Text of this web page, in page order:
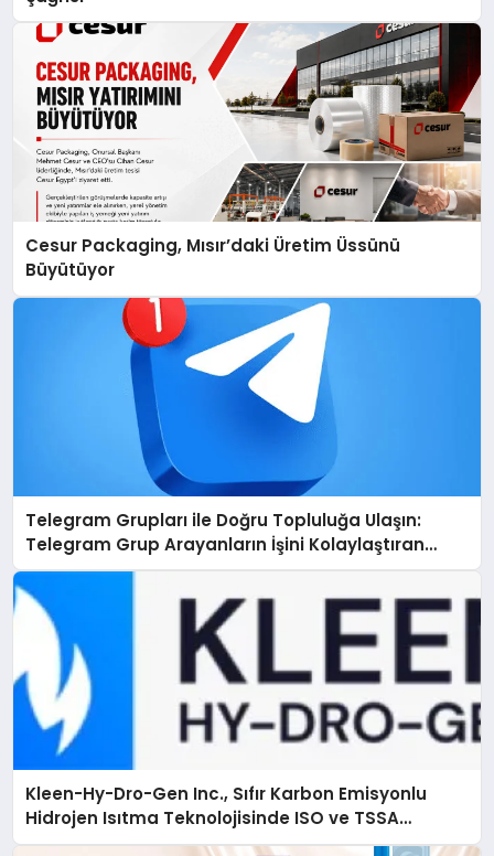
Cesur Packaging, Mısır’daki Üretim Üssünü
Büyütüyor
Telegram Grupları ile Doğru Topluluğa Ulaşın:
Telegram Grup Arayanların İşini Kolaylaştıran
Çözüm
Kleen-Hy-Dro-Gen Inc., Sıfır Karbon Emisyonlu
Hidrojen Isıtma Teknolojisinde ISO ve TSSA
Düzenleyici Onaylarını Aldı